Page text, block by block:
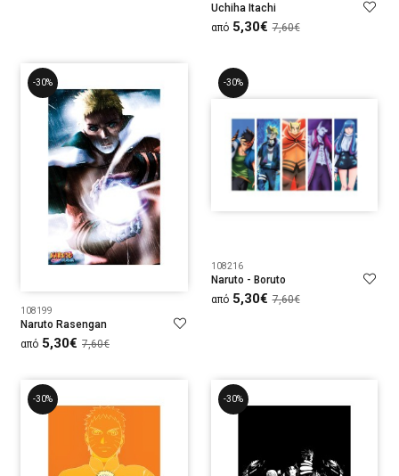
Uchiha Itachi
από 5,30€ 7,60€
-30%
108199
Naruto Rasengan
από 5,30€ 7,60€
-30%
108216
Naruto - Boruto
από 5,30€ 7,60€
-30% -30%